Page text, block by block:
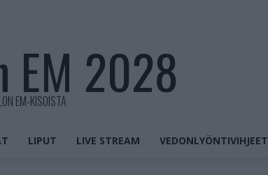
EM 2028
EM-KISOISTA
LIPUT LIVE STREAM VEDONLYÖNTIVIHJEET